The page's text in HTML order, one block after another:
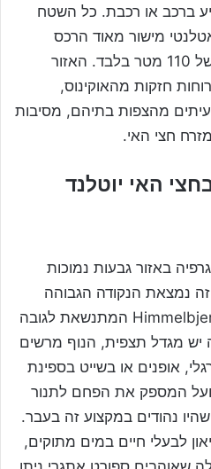
ברכב או רכבת. כל השטח
מישור מאוד הרכס
הגבוה ביותר מתנשא לרום של 110 מטר בלבד. האזור
חזקות מהאוקינוס,
מהצפות בתיהם, מסיבות
חצי האי.
האי יוטלנד
באזור גבעות נמוכות
נמצאת הנקודה הגבוהה
ביותר בדנמרק איימלבירג Himmelbjerg המתנשאת לגובה
יש מגדל תצפית, הנוף מרשים
אופנים או בשייט בספינת
המספק את הפחם לתנור
נהודים במקצוע זה בעבר.
לבעלי חיים במים מתוקים,